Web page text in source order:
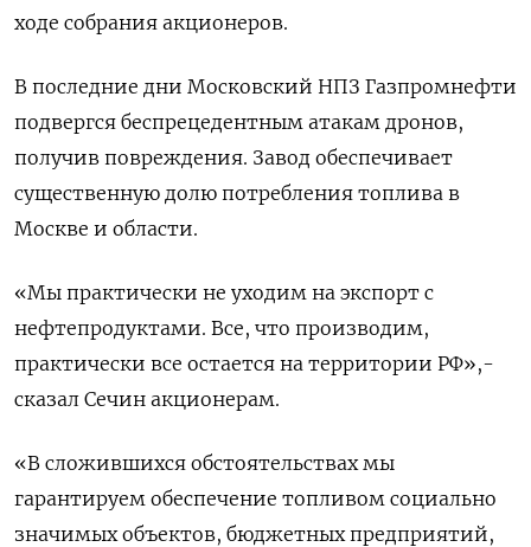
ходе ‌собрания акционеров.
В последние дни ‌Московский НПЗ Газпромнефти
подвергся беспрецедентным атакам дронов,
получив повреждения. Завод обеспечивает ​
существенную долю потребления топлива в
Москве и области.
«Мы ‌практически не уходим на экспорт с
нефтепродуктами. Все, что ​производим,
практически все остается на территории РФ»,-
сказал Сечин ‌акционерам.
«В сложившихся обстоятельствах мы
гарантируем обеспечение топливом социально
значимых объектов, бюджетных предприятий,